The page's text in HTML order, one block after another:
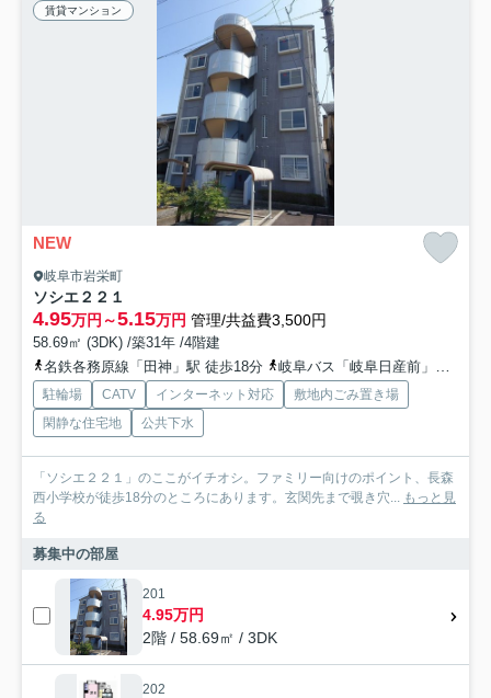
賃貸マンション
NEW
岐阜市岩栄町
ソシエ２２１
4.95万円～5.15万円 管理/共益費3,500円
58.69㎡ (3DK) /築31年 /4階建
名鉄各務原線「田神」駅 徒歩18分
岐阜バス「岐阜日産前」バス停下車 徒歩3分
駐輪場 CATV インターネット対応
敷地内ごみ置き場
閑静な住宅地
公共下水
「ソシエ２２１」のここがイチオシ。ファミリー向けのポイント、長森
西小学校が徒歩18分のところにあります。玄関先まで覗き穴...
もっと見
る
募集中の部屋
201
4.95万円
2階 / 58.69㎡ / 3DK
202